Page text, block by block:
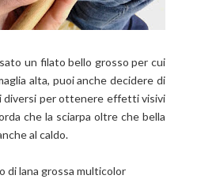
un filato bello grosso per cui
alta, puoi anche decidere di
diversi per ottenere effetti visivi
che la sciarpa oltre che bella
al caldo.
di lana grossa multicolor